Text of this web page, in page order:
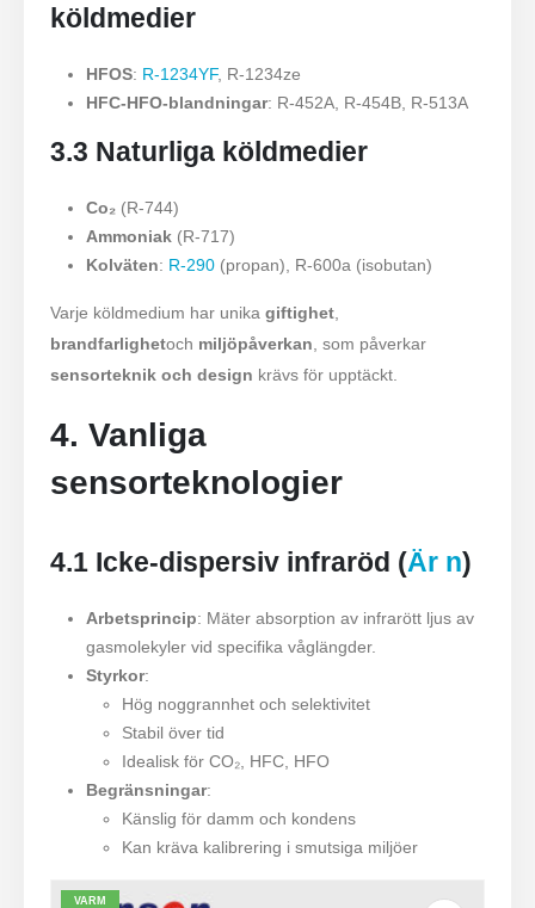
köldmedier
HFOS: R-1234YF, R-1234ze
HFC-HFO-blandningar: R-452A, R-454B, R-513A
3.3 Naturliga köldmedier
Co₂(R-744)
Ammoniak(R-717)
Kolväten: R-290(propan), R-600a (isobutan)
Varje köldmedium har unikagiftighet
brandfarlighetoch miljöpåverkan , som påverkar
sensorteknik och design krävs för upptäckt.
4. Vanliga
sensorteknologier
4.1 Icke-dispersiv infraröd (Är n)
Arbetsprincip: Mäter absorption av infrarött ljus av
gasmolekyler vid specifika våglängder.
Styrkor:
Hög noggrannhet och selektivitet
Stabil över tid
Idealisk för CO₂, HFC, HFO
Begränsningar:
Känslig för damm och kondens
Kan kräva kalibrering i smutsiga miljöer
VARM